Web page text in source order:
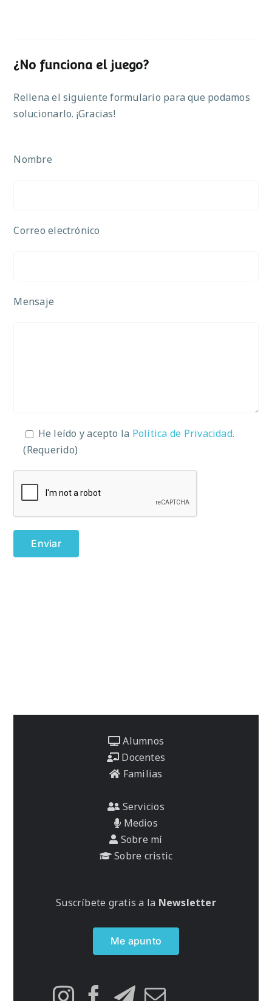
¿No funciona el juego?
Rellena el siguiente formulario para que podamos
solucionarlo. ¡Gracias!
Nombre
Correo electrónico
Mensaje
He leído y acepto la Política de Privacidad.
(Requerido)
Alumnos
Docentes
Familias
Servicios
Medios
Sobre mí
Sobre cristic
Suscríbete gratis a la Newsletter
Me apunto